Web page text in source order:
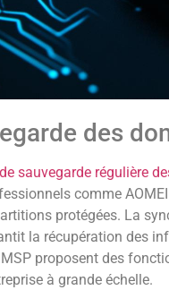
des
sauvegarde régulière
comme
protégées. La
la récupération des
proposent des
à grande échelle.